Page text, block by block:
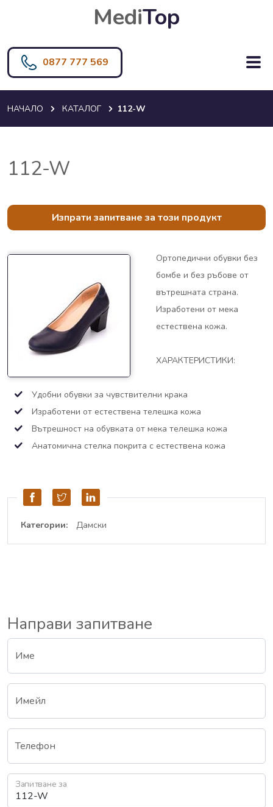
MediTop
0877 777 569
НАЧАЛО КАТАЛОГ 112-W
112-W
Изпрати запитване за този продукт
Ортопедични обувки без
бомбе и без ръбове от
вътрешната страна.
Изработени от мека
естествена кожа.
ХАРАКТЕРИСТИКИ:
Удобни обувки за чувствителни крака
Изработени от естествена телешка кожа
Вътрешност на обувката от мека телешка кожа
Анатомична стелка покрита с естествена кожа
Категории: Дамски
Направи запитване
Име
Имейл
Телефон
Запитване за